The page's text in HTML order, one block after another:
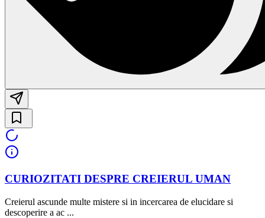
CURIOZITATI DESPRE CREIERUL UMAN
Creierul ascunde multe mistere si in incercarea de elucidare si
descoperire a ac ...